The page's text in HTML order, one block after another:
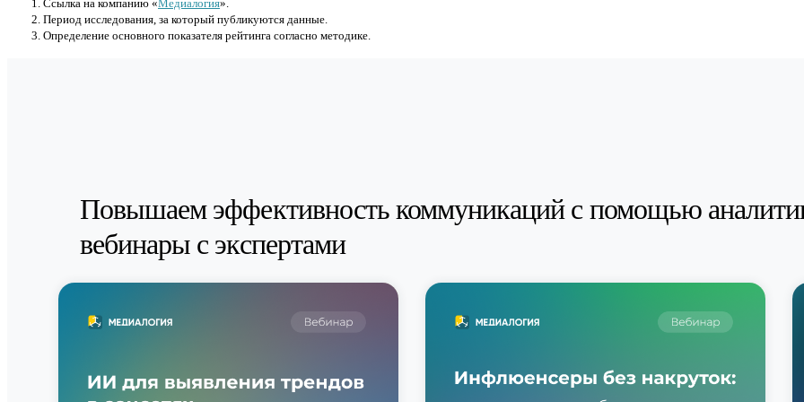
Cсылка на компанию «Медиалогия».
Период исследования, за который публикуются данные.
Определение основного показателя рейтинга согласно методике.
Повышаем эффективность коммуникаций с помощью
вебинары с экспертами